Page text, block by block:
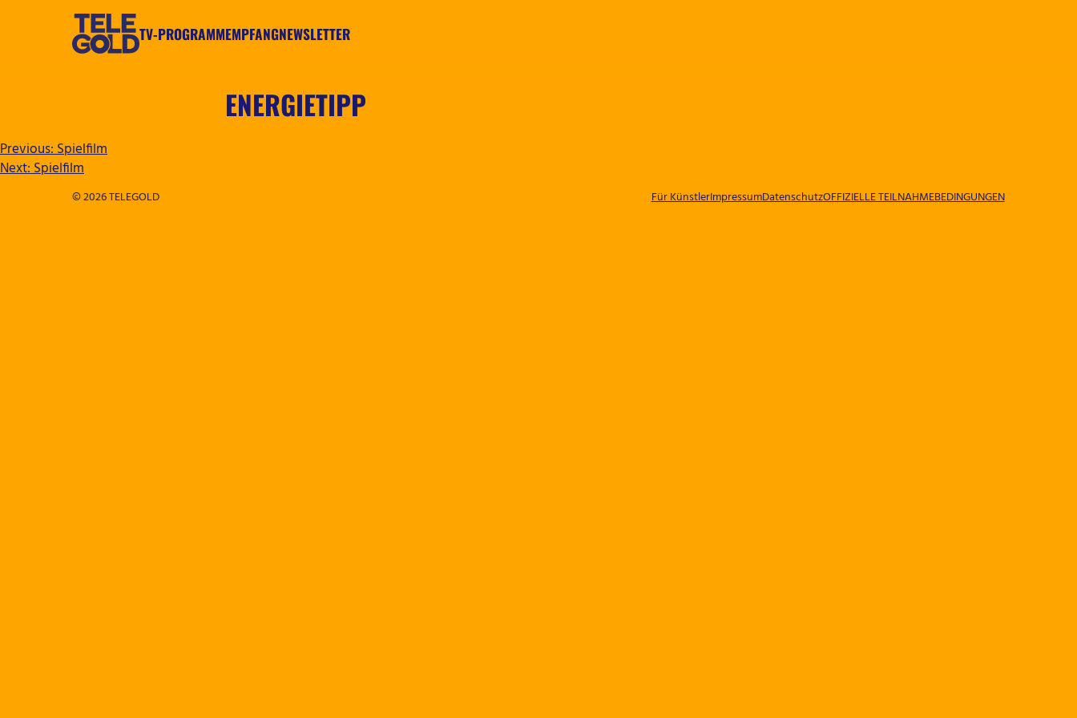
TV-PROGRAMMEMPFANGNEWSLETTER
ENERGIETIPP
BEITRAGSNAVIGATION
Previous:Spielfilm
Next:Spielfilm
© 2026 TELEGOLD Für KünstlerImpressumDatenschutzOFFIZIELLE TEILNAHMEBEDINGUNGEN